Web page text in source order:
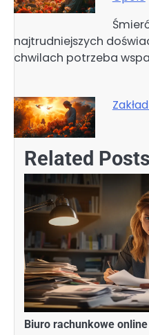
najtrudniejszych
chwilach potrzeba
Related Posts
Biuro rachunkowe online